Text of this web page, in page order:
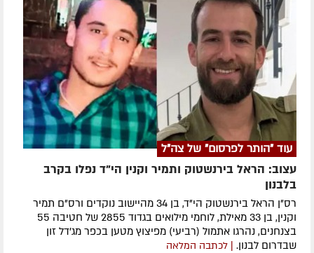
עוד "הותר לפרסום" של צה"ל
עצוב: הראל בירנשטוק ותמיר וקנין הי"ד נפלו בקרב
בלבנון
רס"ן הראל בירנשטוק הי"ד, בן 34 מהיישוב נוקדים ורס"ם תמיר
וקנין, בן 33 מאילת, לוחמי מילואים בגדוד 2855 של חטיבה 55
בצנחנים, נהרגו אתמול (רביעי) מפיצוץ מטען בכפר מג'דל זון
שבדרום לבנון. | לכתבה המלאה